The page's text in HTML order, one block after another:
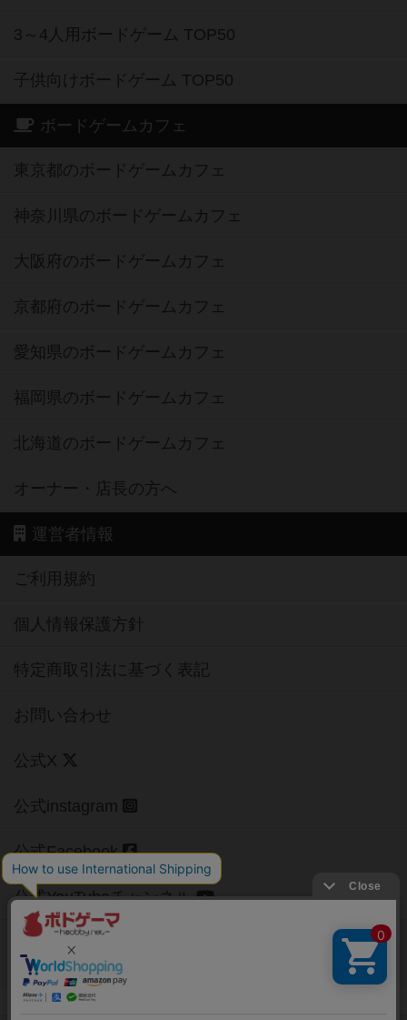
3～4人用ボードゲーム TOP50
子供向けボードゲーム TOP50
ボードゲームカフェ
東京都のボードゲームカフェ
神奈川県のボードゲームカフェ
大阪府のボードゲームカフェ
京都府のボードゲームカフェ
愛知県のボードゲームカフェ
福岡県のボードゲームカフェ
北海道のボードゲームカフェ
オーナー・店長の方へ
運営者情報
ご利用規約
個人情報保護方針
特定商取引法に基づく表記
お問い合わせ
公式X
公式instagram
公式Facebook
公式YouTubeチャンネル